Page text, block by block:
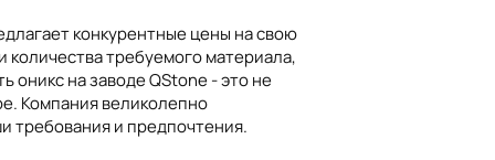
конкурентные цены на свою
количества требуемого материала,
оникс на заводе QStone - это не
Компания великолепно
требования и предпочтения.